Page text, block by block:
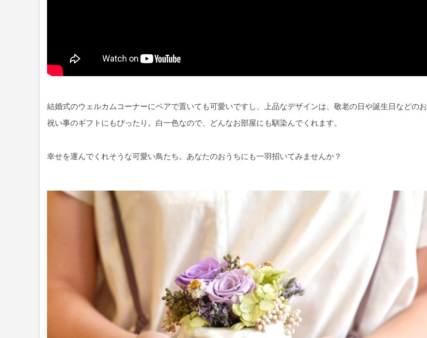
結婚式のウェルカムコーナーにペアで置いても可愛いですし、上品なデザインは、敬老の日や誕生日などのお
祝い事のギフトにもぴったり。白一色なので、どんなお部屋にも馴染んでくれます。
幸せを運んでくれそうな可愛い鳥たち。あなたのおうちにも一羽招いてみませんか？